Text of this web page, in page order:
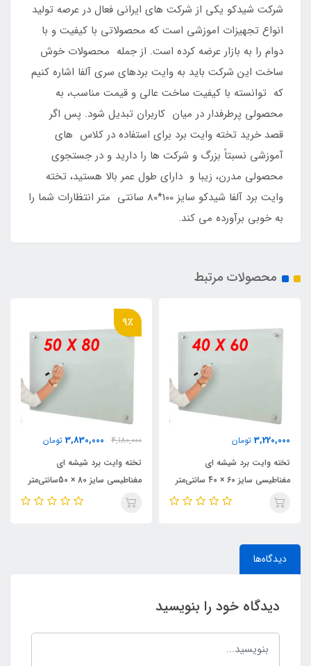
شرکت شیدکو یکی از شرکت های ایرانی فعال در عرصه تولید
انواع تجهیزات اموزشی است که محصولاتی با کیفیت و با
دوام را به بازار عرضه کرده است. از جمله محصولات خوش
ساخت این شرکت باید به وایت بردهای سری آلفا اشاره کنیم
که توانسته با کیفیت ساخت عالی و قیمت مناسب، به
محصولی پرطرفدار در میان کاربران تبدیل شود. پس اگر
قصد خرید تخته وایت برد برای استفاده در کلاس های
آموزشی نسبتاً بزرگ و شرکت ها را دارید و در جستجوی
محصولی مدرن، زیبا و دارای طول عمر بالا هستید، تخته
وایت برد آلفا شیدکو سایز 100*80 سانتی متر انتظارات شما را
به خوبی برآورده می کند.
محصولات مرتبط
3,220,000 تومان
تخته وایت برد شیشه ای
مغناطیسی سایز 60 × 40 سانتی‌متر
9٪
4,180,000
3,830,000 تومان
تخته وایت برد شیشه ای
مغناطیسی سایز 80 × 50سانتی‌متر
دیدگاه‌ها
دیدگاه خود را بنویسید